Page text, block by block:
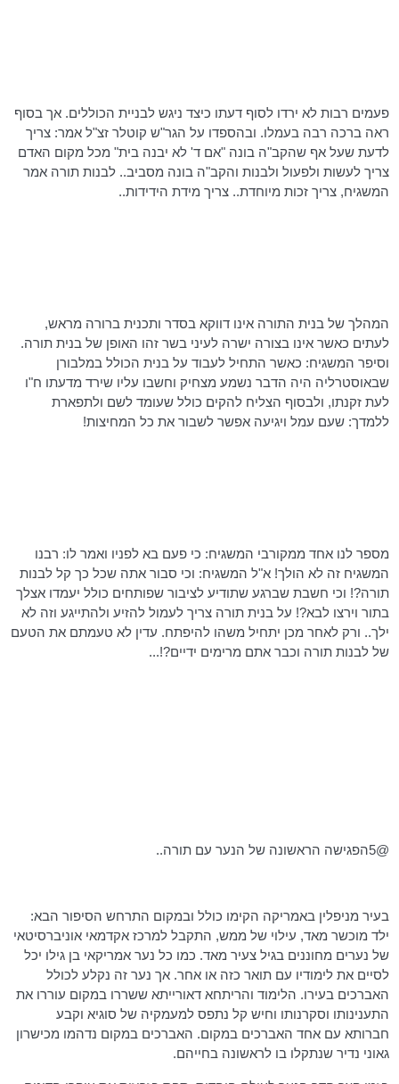
פעמים רבות לא ירדו לסוף דעתו כיצד ניגש לבניית הכוללים. אך בסוף
ראה ברכה רבה בעמלו. ובהספדו על הגר"ש קוטלר זצ"ל אמר: צריך
לדעת שעל אף שהקב"ה בונה "אם ד' לא יבנה בית" מכל מקום האדם
צריך לעשות ולפעול ולבנות והקב"ה בונה מסביב.. לבנות תורה אמר
המשגיח, צריך זכות מיוחדת.. צריך מידת הידידות..
המהלך של בנית התורה אינו דווקא בסדר ותכנית ברורה מראש,
לעתים כאשר אינו בצורה ישרה לעיני בשר זהו האופן של בנית תורה.
וסיפר המשגיח: כאשר התחיל לעבוד על בנית הכולל במלבורן
שבאוסטרליה היה הדבר נשמע מצחיק וחשבו עליו שירד מדעתו ח"ו
לעת זקנתו, ולבסוף הצליח להקים כולל שעומד לשם ולתפארת
ללמדך: שעם עמל ויגיעה אפשר לשבור את כל המחיצות!
מספר לנו אחד ממקורבי המשגיח: כי פעם בא לפניו ואמר לו: רבנו
המשגיח זה לא הולך! א"ל המשגיח: וכי סבור אתה שכל כך קל לבנות
תורה?! וכי חשבת שברגע שתודיע לציבור שפותחים כולל יעמדו אצלך
בתור וירצו לבא?! על בנית תורה צריך לעמול להזיע ולהתייגע וזה לא
ילך.. ורק לאחר מכן יתחיל משהו להיפתח. עדין לא טעמתם את הטעם
של לבנות תורה וכבר אתם מרימים ידיים?!...
@5הפגישה הראשונה של הנער עם תורה..
בעיר מניפלין באמריקה הקימו כולל ובמקום התרחש הסיפור הבא:
ילד מוכשר מאד, עילוי של ממש, התקבל למרכז אקדמאי אוניברסיטאי
של נערים מחוננים בגיל צעיר מאד. כמו כל נער אמריקאי בן גילו יכל
לסיים את לימודיו עם תואר כזה או אחר. אך נער זה נקלע לכולל
האברכים בעירו. הלימוד והריתחא דאורייתא ששררו במקום עוררו את
התענינותו וסקרנותו וחיש קל נתפס למעמקיה של סוגיא וקבע
חברותא עם אחד האברכים במקום. האברכים במקום נדהמו מכישרון
גאוני נדיר שנתקלו בו לראשונה בחייהם.